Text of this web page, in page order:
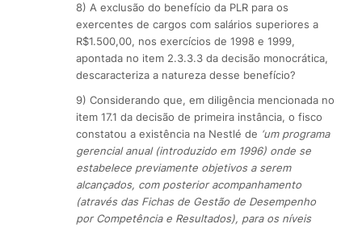
8) A exclusão do benefício da PLR para os
exercentes de cargos com salários superiores a
R$1.500,00, nos exercícios de 1998 e 1999,
apontada no item 2.3.3.3 da decisão monocrática,
descaracteriza a natureza desse benefício?
9) Considerando que, em diligência mencionada no
item 17.1 da decisão de primeira instância, o fisco
constatou a existência na Nestlé de ‘um programa
gerencial anual (introduzido em 1996) onde se
estabelece previamente objetivos a serem
alcançados, com posterior acompanhamento
(através das Fichas de Gestão de Desempenho
por Competência e Resultados), para os níveis